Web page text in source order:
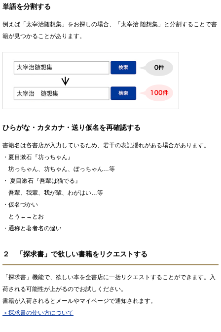
単語を分割する
例えば「太宰治随想集」をお探しの場合、「太宰治 随想集」と分割することで書
籍が見つかることがあります。
ひらがな・カタカナ・送り仮名を再確認する
書籍名は各書店が入力しているため、若干の表記揺れがある場合があります。
・夏目漱石『坊っちゃん』
坊っちゃん、坊ちゃん、ぼっちゃん…等
・ 夏目漱石『吾輩は猫でる』
吾輩、我輩、我が輩、わがはい…等
・仮名づかい
とう←→とお
・通称と著者名の違い
２ 「探求書」で欲しい書籍をリクエストする
「探求書」機能で、欲しい本を全書店に一括リクエストすることができます。入
荷される可能性が上がるのでお試しください。
書籍が入荷されるとメールやマイページで通知されます。
＞探求書の使い方について